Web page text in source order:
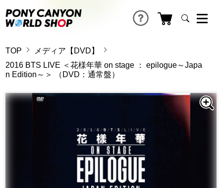
TOP
メディア【DVD】
2016 BTS LIVE ＜花様年華 on stage ： epilogue～Japa
n Edition～＞ （DVD：通常盤）